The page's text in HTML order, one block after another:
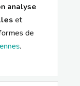
analyse
et
de
.